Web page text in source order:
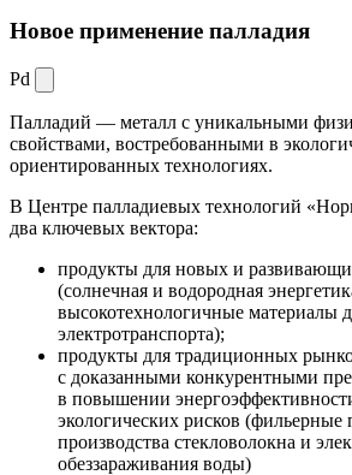
Новое применение палладия
Pd
Палладий — металл с уникальными
свойствами, востребованными в
ориентированных технологиях.
В Центре палладиевых технологий
два ключевых вектора:
продукты для новых и
(солнечная и водородная
высокотехнологичные материалы
электротранспорта);
продукты для традиционных
с доказанными конкурентными
в повышении
экологических рисков (фильерные
производства стекловолокна и
обеззараживания воды)